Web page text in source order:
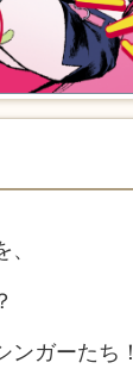
ンガーたち！